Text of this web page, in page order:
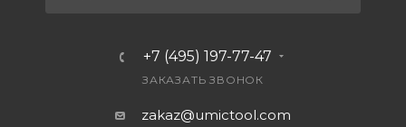
+7 (495) 197-77-47
ЗАКАЗАТЬ ЗВОНОК
zakaz@umictool.com